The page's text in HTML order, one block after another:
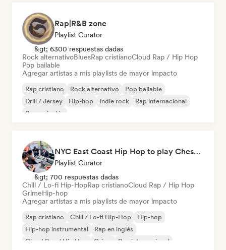
Rap|R&B zone
Playlist Curator
&gt; 6300 respuestas dadas
Rock alternativoBluesRap cristianoCloud Rap / Hip Hop
Pop bailable
Agregar artistas a mis playlists de mayor impacto
Rap cristiano Rock alternativo
Pop bailable
Drill / Jersey
Hip-hop Indie rock
Rap internacional
Rap en inglés
NYC East Coast Hip Hop to play Chess to - Best BoomBap / Conscious Rap 2026 (Independent Rap Only)
Playlist Curator
&gt; 700 respuestas dadas
Chill / Lo-fi Hip-HopRap cristianoCloud Rap / Hip Hop
GrimeHip-hop
Agregar artistas a mis playlists de mayor impacto
Rap cristiano Chill / Lo-fi Hip-Hop
Hip-hop
Hip-hop instrumental
Rap en inglés
Cloud Rap / Hip Hop
Grime Rap internacional